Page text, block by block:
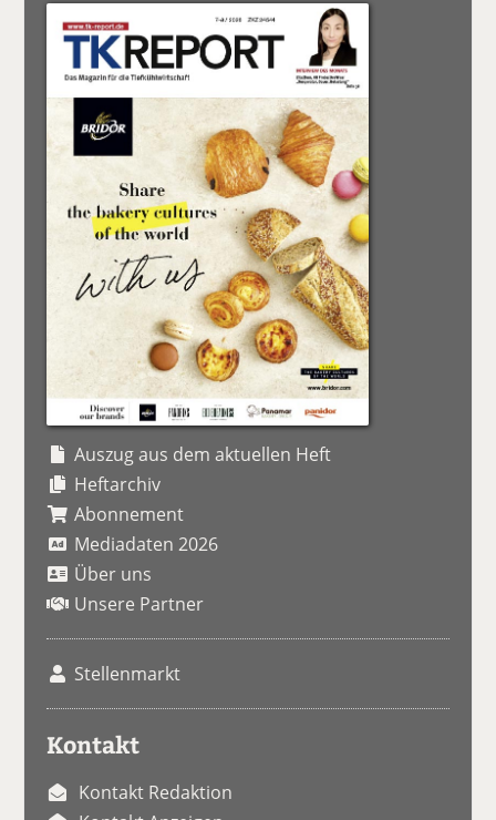
Auszug aus dem aktuellen Heft
Heftarchiv
Abonnement
Mediadaten 2026
Über uns
Unsere Partner
Stellenmarkt
Kontakt
Kontakt Redaktion